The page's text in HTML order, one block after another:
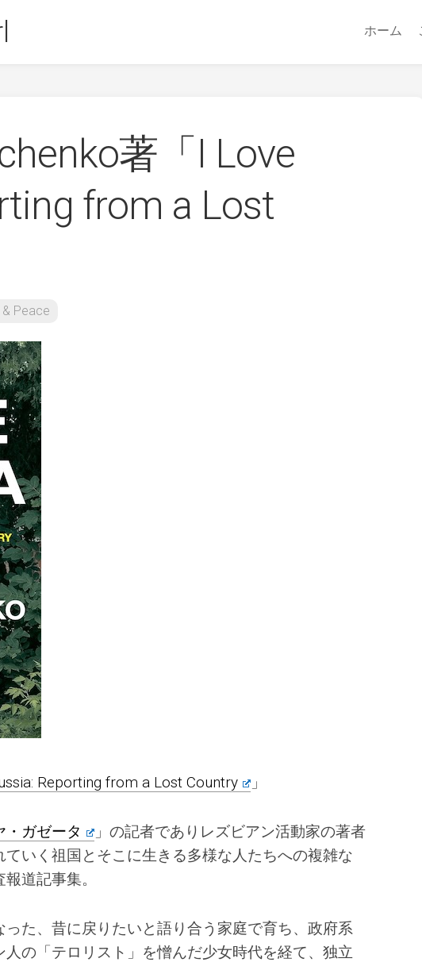
ホーム
著「I Love
from a Lost
Peace
Reporting from a Lost Country 」
・ガゼータ
」の記者でありレズビアン活動家の著者
いく祖国とそこに生きる多様な人たちへの複雑な
道記事集。
た、昔に戻りたいと語り合う家庭で育ち、政府系
の「テロリスト」を憎んだ少女時代を経て、独立